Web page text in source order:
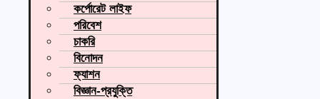
কর্পোরেট লাইফ
পরিবেশ
চাকরি
বিনোদন
ফ্যাশন
বিজ্ঞান-প্রযুক্তি